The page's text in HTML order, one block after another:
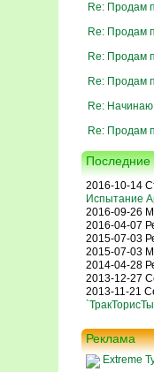
Re: Продам
Re: Продам
Re: Продам
Re: Продам
Re:
Re: Продам
Последние
2016-10-14
Испытание
2016-09-26
2016-04-07
2015-07-03
2015-07-03
2014-04-28
2013-12-27
2013-11-21
Реклама